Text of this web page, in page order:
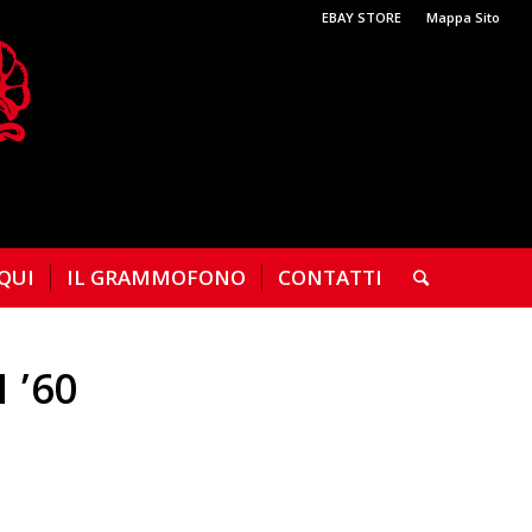
EBAY STORE Mappa Sito
IL GRAMMOFONO CONTATTI